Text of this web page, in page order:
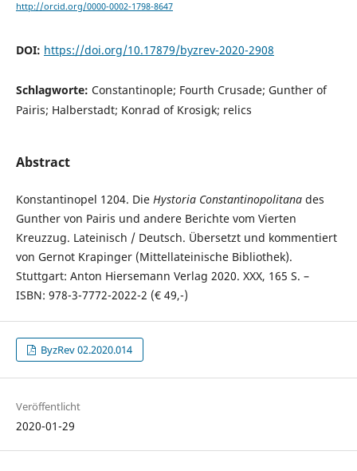
http://orcid.org/0000-0002-1798-8647
DOI: https://doi.org/10.17879/byzrev-2020-2908
Schlagworte: Constantinople; Fourth Crusade; Gunther of
Pairis; Halberstadt; Konrad of Krosigk; relics
Abstract
Konstantinopel 1204. Die Hystoria Constantinopolitanades
Gunther von Pairis und andere Berichte vom Vierten
Kreuzzug. Lateinisch / Deutsch. Übersetzt und kommentiert
von Gernot Krapinger (Mittellateinische Bibliothek).
Stuttgart: Anton Hiersemann Verlag 2020. XXX, 165 S. –
ISBN: 978-3-7772-2022-2 (€ 49,-)
ByzRev 02.2020.014
Veröffentlicht
2020-01-29